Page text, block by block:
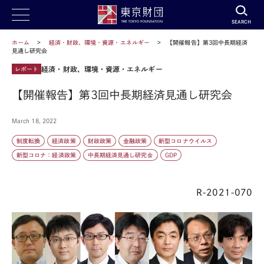
SEARCH
ホーム 経済・財政、環境・資源・エネルギー
【開催報告】第3回中長期経済
見通し研究会
レポート 経済・財政、環境・資源・エネルギー
【開催報告】第3回中長期経済見通し研究会
March 18, 2022
制度転換 経済政策 財政政策 金融政策 新型コロナウイルス
新型コロナ：経済政策 中長期経済見通し研究会 GDP
R-2021-070